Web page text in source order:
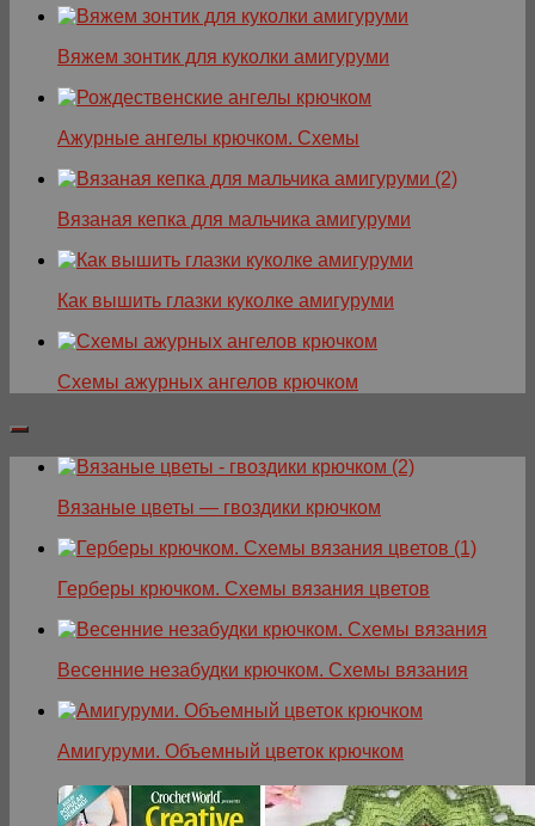
Вяжем зонтик для куколки амигуруми
Ажурные ангелы крючком. Схемы
Вязаная кепка для мальчика амигуруми
Как вышить глазки куколке амигуруми
Схемы ажурных ангелов крючком
Вязаные цветы — гвоздики крючком
Герберы крючком. Схемы вязания цветов
Весенние незабудки крючком. Схемы вязания
Амигуруми. Объемный цветок крючком